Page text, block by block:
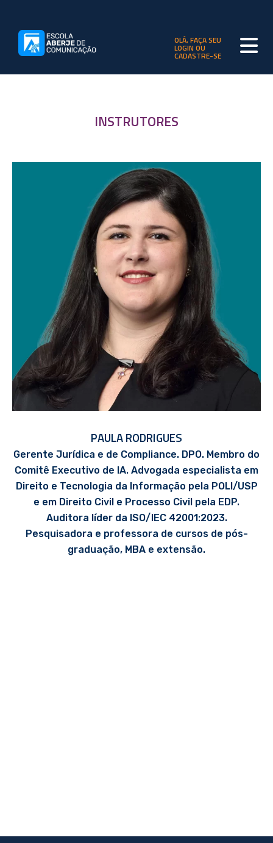
OLÁ, FAÇA SEU
LOGIN OU
CADASTRE-SE
INSTRUTORES
PAULA RODRIGUES
Gerente Jurídica e de Compliance. DPO. Membro do
Comitê Executivo de IA. Advogada especialista em
Direito e Tecnologia da Informação pela POLI/USP
e em Direito Civil e Processo Civil pela EDP.
Auditora líder da ISO/IEC 42001:2023.
Pesquisadora e professora de cursos de pós-
graduação, MBA e extensão.